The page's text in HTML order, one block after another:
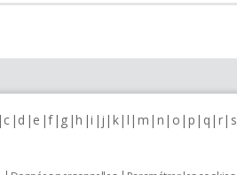
c d e f g h i j k l m n o p q r s